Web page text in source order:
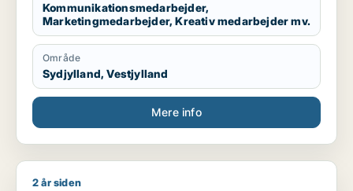
Kommunikationsmedarbejder,
Marketingmedarbejder, Kreativ medarbejder mv.
Område
Sydjylland, Vestjylland
Mere info
Jeg søger job som kreativ medarbejder / lærer
2 år siden